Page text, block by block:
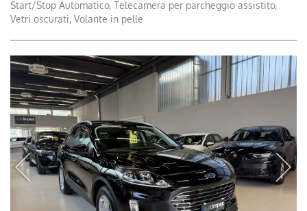
Start/Stop Automatico, Telecamera per parcheggio assistito,
Vetri oscurati, Volante in pelle